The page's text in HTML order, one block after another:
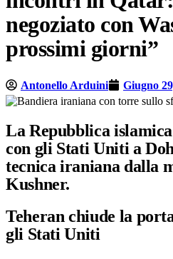
negoziato con
prossimi giorni”
Antonello Arduini Giugno
La Repubblica
con gli Stati Uniti a
tecnica iraniana dalla
Kushner.
Teheran chiude la
gli Stati Uniti